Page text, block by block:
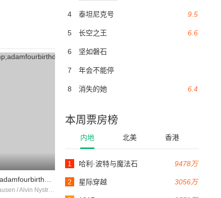
9.5
4 泰坦尼克号
6.6
5 长空之王
6 坚如磐石
7 年会不能停
6.4
8 消失的她
本周票房榜
内地 北美 香港
9478万
1 哈利·波特与魔法石
3056万
2 星际穿越
Peter Holthausen / Alvin Nystrm / 乌拉-布里特·诺曼-奥尔森